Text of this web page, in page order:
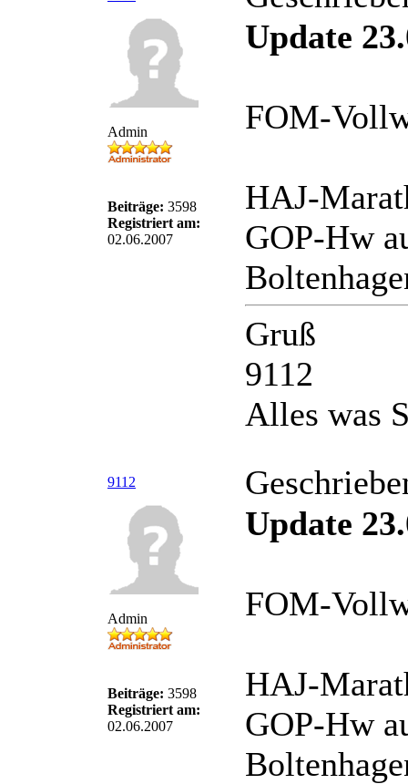
Admin
Beiträge: 3598
Registriert am:
02.06.2007
Update
FOM-
HAJ-
GOP-Hw
Gruß
9112
Alles was
9112
Admin
Beiträge: 3598
Registriert am:
02.06.2007
Update
FOM-
HAJ-
GOP-Hw